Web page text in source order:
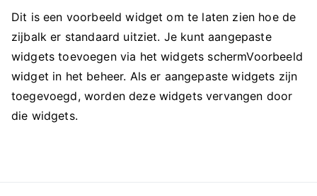
Dit is een voorbeeld widget om te laten zien hoe de
zijbalk er standaard uitziet. Je kunt aangepaste
widgets toevoegen via het widgets schermVoorbeeld
widget in het beheer. Als er aangepaste widgets zijn
toegevoegd, worden deze widgets vervangen door
die widgets.